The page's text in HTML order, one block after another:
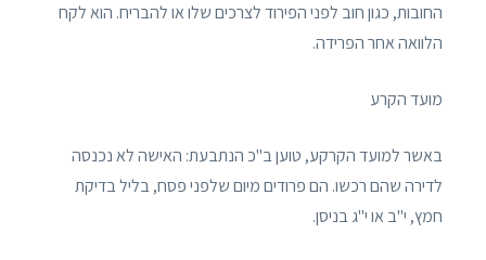
החובות, כגון חוב לפני הפירוד לצרכים שלו או להבריח. הוא לקח
הלוואה אחר הפרידה.
מועד הקרע
באשר למועד הקרקע, טוען ב"כ הנתבעת: האישה לא נכנסה
לדירה שהם רכשו. הם פרודים מיום שלפני פסח, בליל בדיקת
חמץ, י"ב או י"ג בניסן.